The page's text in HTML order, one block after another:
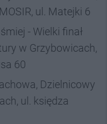
ul. Matejki 6
- Wielki finał
w Grzybowicach,
60
Dzielnicowy
ul. księdza